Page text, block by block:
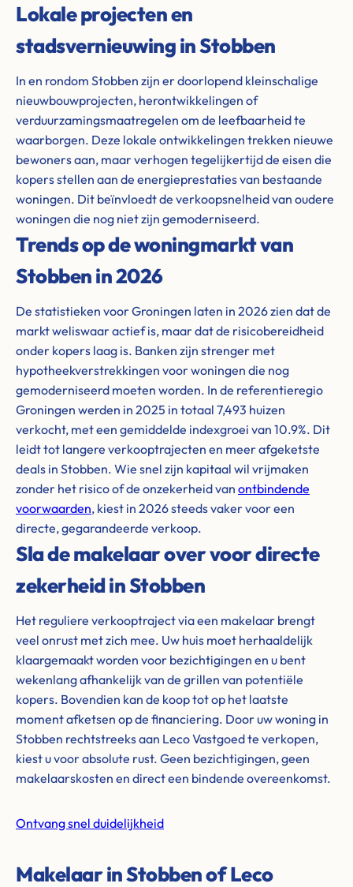
Lokale projecten en
stadsvernieuwing in Stobben
In en rondom Stobben zijn er doorlopend kleinschalige
nieuwbouwprojecten, herontwikkelingen of
verduurzamingsmaatregelen om de leefbaarheid te
waarborgen. Deze lokale ontwikkelingen trekken nieuwe
bewoners aan, maar verhogen tegelijkertijd de eisen die
kopers stellen aan de energieprestaties van bestaande
woningen. Dit beïnvloedt de verkoopsnelheid van oudere
woningen die nog niet zijn gemoderniseerd.
Trends op de woningmarkt van
Stobben in 2026
De statistieken voor Groningen laten in 2026 zien dat de
markt weliswaar actief is, maar dat de risicobereidheid
onder kopers laag is. Banken zijn strenger met
hypotheekverstrekkingen voor woningen die nog
gemoderniseerd moeten worden. In de referentieregio
Groningen werden in 2025 in totaal 7,493 huizen
verkocht, met een gemiddelde indexgroei van 10.9%. Dit
leidt tot langere verkooptrajecten en meer afgeketste
deals in Stobben. Wie snel zijn kapitaal wil vrijmaken
zonder het risico of de onzekerheid van ontbindende
voorwaarden, kiest in 2026 steeds vaker voor een
directe, gegarandeerde verkoop.
Sla de makelaar over voor directe
zekerheid in Stobben
Het reguliere verkooptraject via een makelaar brengt
veel onrust met zich mee. Uw huis moet herhaaldelijk
klaargemaakt worden voor bezichtigingen en u bent
wekenlang afhankelijk van de grillen van potentiële
kopers. Bovendien kan de koop tot op het laatste
moment afketsen op de financiering. Door uw woning in
Stobben rechtstreeks aan Leco Vastgoed te verkopen,
kiest u voor absolute rust. Geen bezichtigingen, geen
makelaarskosten en direct een bindende overeenkomst.
Ontvang snel duidelijkheid
Makelaar in Stobben of Leco